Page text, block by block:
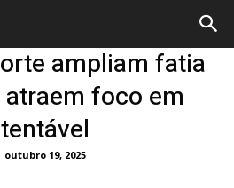
ampliam fatia
foco em
outubro 19, 2025